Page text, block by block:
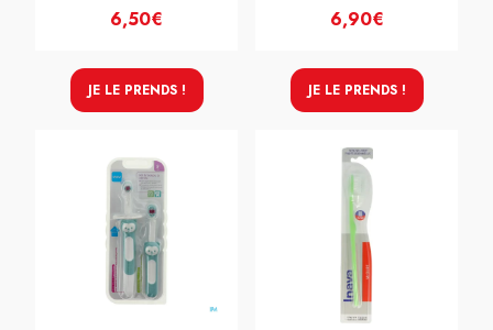
6,50€
JE LE PRENDS !
6,90€
JE LE PRENDS !